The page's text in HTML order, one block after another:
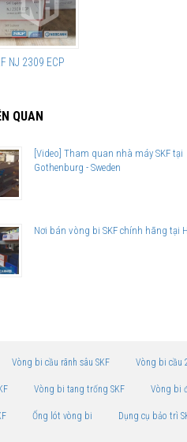
NJ 2309 ECP
QUAN
[Video] Tham quan nhà máy SKF tại
Gothenburg - Sweden
Nơi bán vòng bi SKF chính hãng tại
Vòng bi cầu rãnh sâu SKF Vòng bi cầu
Vòng bi tang trống SKF Vòng bi
Ống lót vòng bi Dụng cụ bảo trì